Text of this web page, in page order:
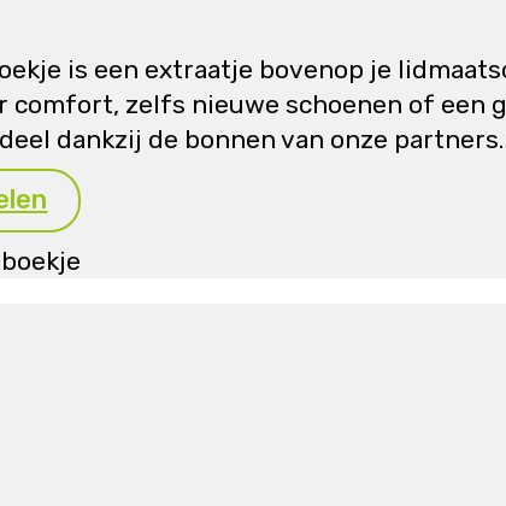
is een extraatje bovenop je
comfort, zelfs nieuwe schoenen of een
dankzij de bonnen van onze